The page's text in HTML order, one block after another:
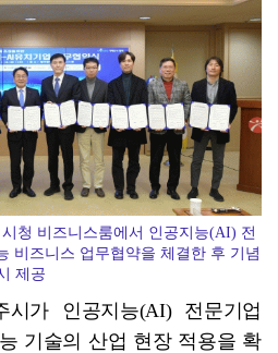
청 비즈니스룸에서 인공지능(AI) 전
비즈니스 업무협약을 체결한 후 기념
제공
시가 인공지능(AI) 전문기업
기술의 산업 현장 적용을 확